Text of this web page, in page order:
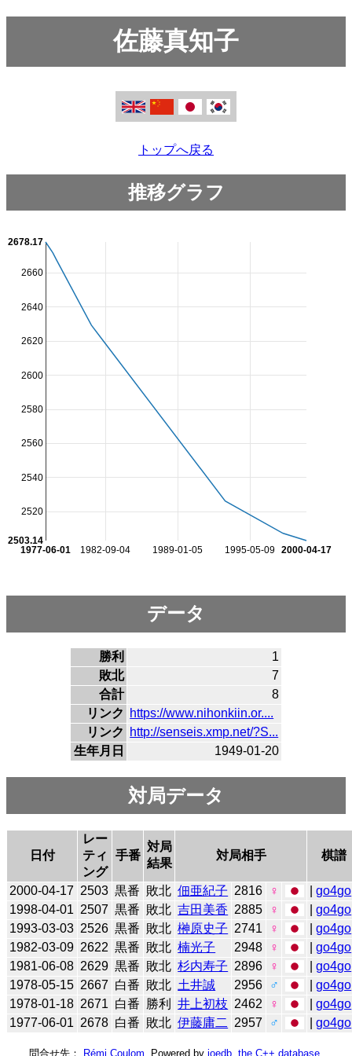
佐藤真知子
トップへ戻る
推移グラフ
1982-09-04 1989-01-05 1995-05-09
1977-06-01 2000-04-17
2520
2540
2560
2580
2600
2620
2640
2660
2503.14
2678.17
データ
勝利
1
敗北
7
合計
8
リンク
https://www.nihonkiin.or....
リンク
http://senseis.xmp.net/?S...
生年月日
1949-01-20
対局データ
日付
レー
ティ
ング
手番
対局
結果
対局相手 棋譜
2000-04-17 2503 黒番 敗北 佃亜紀子 2816 ♀ |go4go
1998-04-01 2507 黒番 敗北 吉田美香 2885 ♀ |go4go
1993-03-03 2526 黒番 敗北 榊原史子 2741 ♀ |go4go
1982-03-09 2622 黒番 敗北 楠光子 2948 ♀ |go4go
1981-06-08 2629 黒番 敗北 杉内寿子 2896 ♀ |go4go
1978-05-15 2667 白番 敗北 土井誠 2956 ♂ |go4go
1978-01-18 2671 白番 勝利 井上初枝 2462 ♀ |go4go
1977-06-01 2678 白番 敗北 伊藤庸二 2957 ♂ |go4go
問合せ先： Rémi Coulom . Powered by joedb, the C++ database